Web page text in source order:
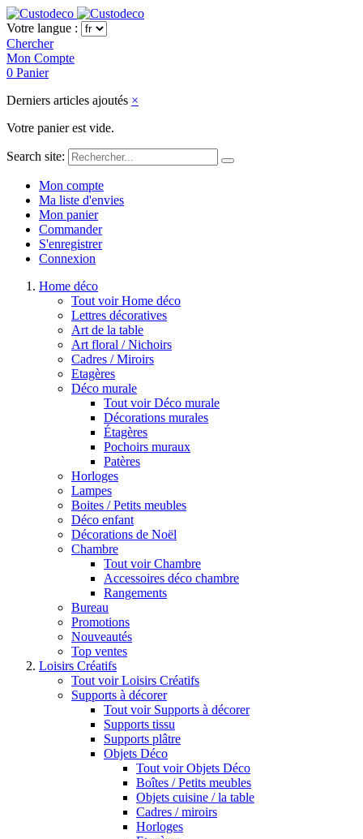
Votre langue :
Chercher
Mon Compte
0 Panier
Derniers articles ajoutés ×
Votre panier est vide.
Search site:
Mon compte
Ma liste d'envies
Mon panier
Commander
S'enregistrer
Connexion
Home déco
Tout voir Home déco
Lettres décoratives
Art de la table
Art floral / Nichoirs
Cadres / Miroirs
Etagères
Déco murale
Tout voir Déco murale
Décorations murales
Étagères
Pochoirs muraux
Patères
Horloges
Lampes
Boites / Petits meubles
Déco enfant
Décorations de Noël
Chambre
Tout voir Chambre
Accessoires déco chambre
Rangements
Bureau
Promotions
Nouveautés
Top ventes
Loisirs Créatifs
Tout voir Loisirs Créatifs
Supports à décorer
Tout voir Supports à décorer
Supports tissu
Supports plâtre
Objets Déco
Tout voir Objets Déco
Boîtes / Petits meubles
Objets cuisine / la table
Cadres / miroirs
Horloges